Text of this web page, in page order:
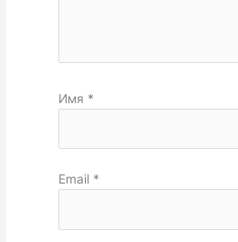
Имя *
Email *